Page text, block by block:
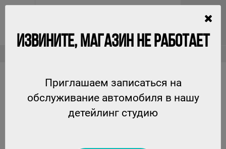
BIITUM-OFF - ОЧИСТИТЕЛЬ БИТУМНЫХ ПЯТЕН
ИЗВИНИТЕ, МАГАЗИН НЕ РАБОТАЕТ
Приглашаем записаться на
обслуживание автомобиля в нашу
детейлинг студию